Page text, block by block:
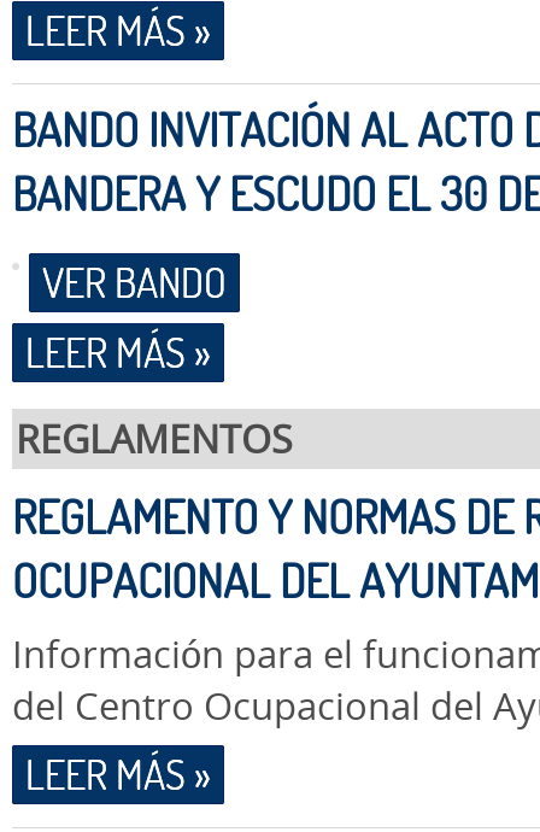
LEER MÁS »
BANDO INVITACIÓN AL ACTO
BANDERA Y ESCUDO EL 30
VER BANDO
LEER MÁS »
REGLAMENTOS
REGLAMENTO Y NORMAS DE
OCUPACIONAL DEL
Información para el
del Centro Ocupacional del
LEER MÁS »